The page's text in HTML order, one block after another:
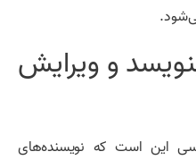
و ویرایش
این است که نویسنده‌های